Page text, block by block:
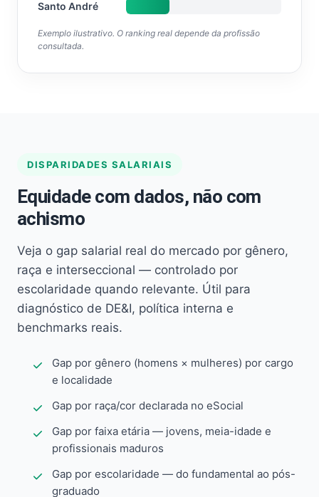
Santo André
Exemplo ilustrativo. O ranking real depende da profissão
consultada.
DISPARIDADES SALARIAIS
Equidade com dados, não com
achismo
Veja o gap salarial real do mercado por gênero,
raça e interseccional — controlado por
escolaridade quando relevante. Útil para
diagnóstico de DE&I, política interna e
benchmarks reais.
Gap por gênero (homens × mulheres) por cargo
e localidade
Gap por raça/cor declarada no eSocial
Gap por faixa etária — jovens, meia-idade e
profissionais maduros
Gap por escolaridade — do fundamental ao pós-
graduado